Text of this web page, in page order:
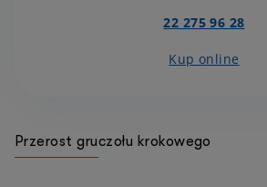
22 275 96 28
Kup online
Przerost gruczołu krokowego